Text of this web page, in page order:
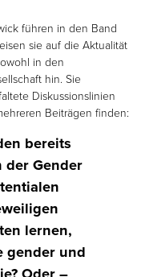
führen in den Band
sie auf die Aktualität
in den
hin. Sie
Diskussionslinien
Beiträgen finden:
bereits
der Gender
lernen,
gender und